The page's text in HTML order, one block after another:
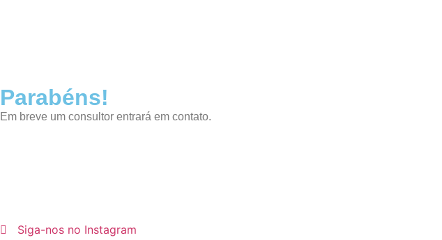
Parabéns!
Em breve um consultor entrará em contato.
Siga-nos no Instagram